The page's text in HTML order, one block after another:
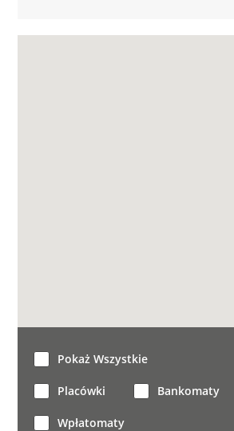
Pokaż Wszystkie
Placówki Bankomaty
Wpłatomaty